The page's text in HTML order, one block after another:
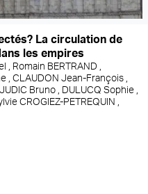
La circulation de
les empires
, Romain BERTRAND ,
, CLAUDON Jean-François ,
JUDIC Bruno , DULUCQ Sophie ,
CROGIEZ-PETREQUIN ,